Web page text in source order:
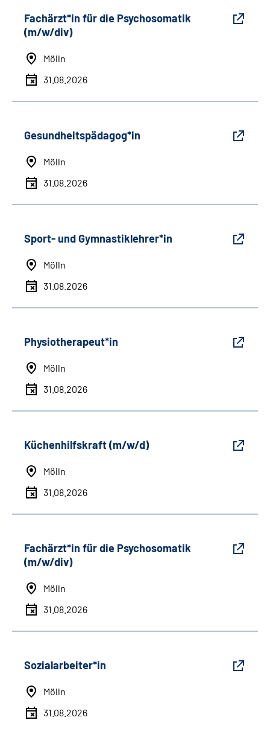
Fachärzt*in für die Psychosomatik
(m/w/div)
Mölln
31.08.2026
Gesundheitspädagog*in
Mölln
31.08.2026
Sport- und Gymnastiklehrer*in
Mölln
31.08.2026
Physiotherapeut*in
Mölln
31.08.2026
Küchenhilfskraft (m/w/d)
Mölln
31.08.2026
Fachärzt*in für die Psychosomatik
(m/w/div)
Mölln
31.08.2026
Sozialarbeiter*in
Mölln
31.08.2026